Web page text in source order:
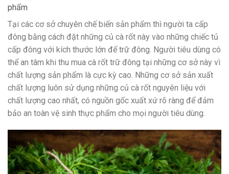
phẩm
Tại các cơ sở chuyên chế biến sản phẩm thì người ta cấp
đông bằng cách đặt những củ cà rốt này vào những chiếc tủ
cấp đông với kích thước lớn để trữ đông. Người tiêu dùng có
thể an tâm khi thu mua cà rốt trữ đông tại những cơ sở này vì
chất lượng sản phẩm là cực kỳ cao. Những cơ sở sản xuất
chất lượng luôn sử dụng những củ cà rốt nguyên liệu với
chất lượng cao nhất, có nguồn gốc xuất xứ rõ ràng để đảm
bảo an toàn vệ sinh thực phẩm cho mọi người tiêu dùng.